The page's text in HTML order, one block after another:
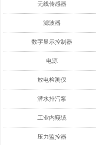
无线传感器
滤波器
数字显示控制器
电源
放电检测仪
潜水排污泵
工业内窥镜
压力监控器